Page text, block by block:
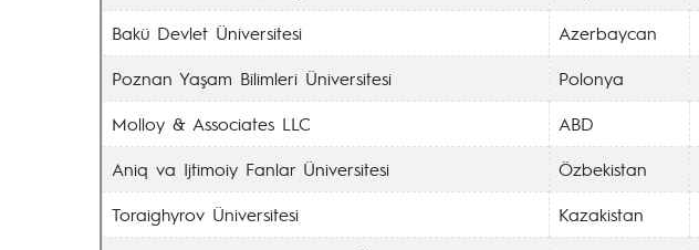
Bakü Devlet Üniversitesi
Azerbaycan
Poznan Yaşam Bilimleri Üniversitesi
Polonya
Molloy & Associates LLC
ABD
Aniq va Ijtimoiy Fanlar Üniversitesi
Özbekistan
Toraighyrov Üniversitesi
Kazakistan